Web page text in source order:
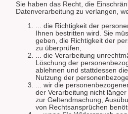
Sie haben das Recht, die
Datenverarbeitung zu verlangen,
... die Richtigkeit der
Ihnen bestritten wird. Sie
geben, die Richtigkeit der
zu überprüfen,
... die Verarbeitung
Löschung der
ablehnen und stattdessen
Nutzung der
... wir die
der Verarbeitung nicht
zur Geltendmachung,
von Rechtsansprüchen